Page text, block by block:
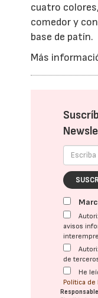
cuatro
comedor y
base de patín.
Más
avisos
de
He
Política de